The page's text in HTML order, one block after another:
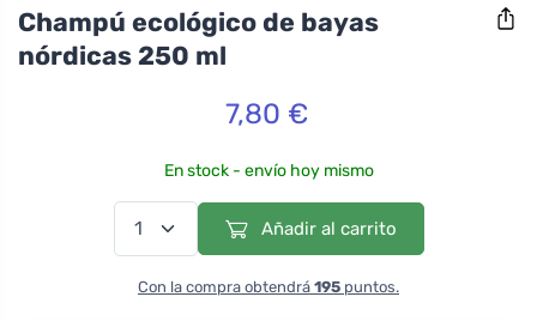
Champú ecológico de bayas
nórdicas 250 ml
7,80 €
En stock - envío hoy mismo
Añadir al carrito
Con la compra obtendrá 195 puntos.